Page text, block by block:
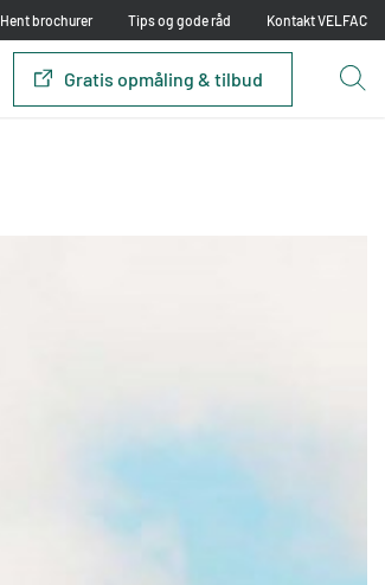
Hent brochurer Tips og gode råd Kontakt VELFAC
Gratis opmåling & tilbud